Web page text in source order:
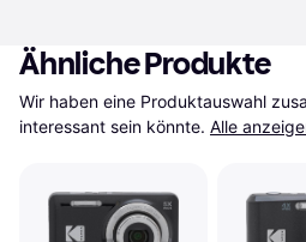
Ähnliche Produkte
Wir haben eine Produktauswahl
interessant sein könnte. Alle